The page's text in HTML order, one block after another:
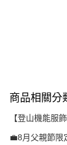
商品相關分
【登山機能服飾
💼8月父親節限